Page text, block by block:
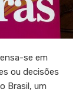
se em
ou decisões
Brasil, um